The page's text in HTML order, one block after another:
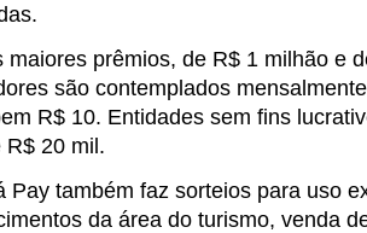
maiores prêmios, de R$ 1 milhão e
são contemplados
R$ 10. Entidades sem fins
R$ 20 mil.
Pay também faz sorteios para uso
da área do turismo, venda